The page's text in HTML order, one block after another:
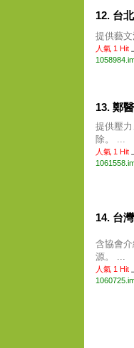
12. 台
提供藝
人氣 1 Hit
13. 鄭
提供壓
除。 ...
人氣 1 Hit
14. 台
含協會
源。 ...
人氣 1 Hit